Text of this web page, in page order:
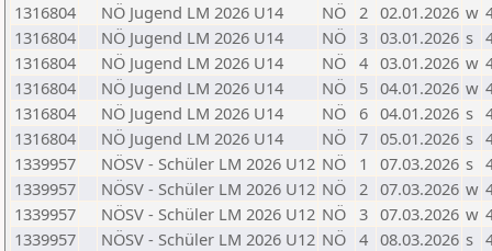
1316804
NÖ Jugend LM 2026 U14 NÖ 2 02.01.2026 w
1316804
NÖ Jugend LM 2026 U14 NÖ 3 03.01.2026 s
1316804
NÖ Jugend LM 2026 U14 NÖ 4 03.01.2026 w
1316804
NÖ Jugend LM 2026 U14 NÖ 5 04.01.2026 w
1316804
NÖ Jugend LM 2026 U14 NÖ 6 04.01.2026 s
1316804
NÖ Jugend LM 2026 U14 NÖ 7 05.01.2026 s
1339957
NÖSV - Schüler LM 2026 U12 NÖ 1 07.03.2026 s
1339957
NÖSV - Schüler LM 2026 U12 NÖ 2 07.03.2026 w
1339957
NÖSV - Schüler LM 2026 U12 NÖ 3 07.03.2026 w
1339957
NÖSV - Schüler LM 2026 U12 NÖ 4 08.03.2026 s